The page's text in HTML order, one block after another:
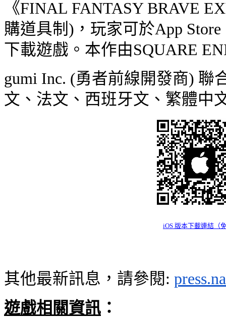
《FINAL FANTASY BRAVE
購道具制 ) ，玩家可於App Store
下載遊戲。本作由SQUARE
gumi Inc. (勇者前線開發商) 聯
文、法文、西班牙文、繁體中
iOS 版本下載連結（
其他最新訊息，請參閱 :
遊戲相關資訊 ：